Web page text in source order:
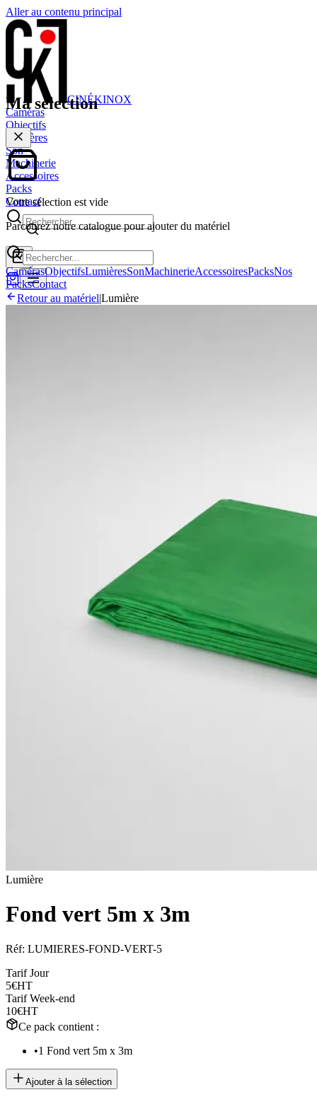
Aller au contenu principal
CINÉKINOX
Caméras
Objectifs
Lumières
Son
Machinerie
Accessoires
Packs
Contact
Ma sélection
Votre sélection est vide
Parcourez notre catalogue pour ajouter du matériel
CamérasObjectifsLumièresSonMachinerieAccessoiresPacksNos
PacksContact
Retour au matériel|Lumière
Lumière
Fond vert 5m x 3m
Réf: LUMIERES-FOND-VERT-5
Tarif Jour
5€HT
Tarif Week-end
10€HT
Ce pack contient :
•1 Fond vert 5m x 3m
Ajouter à la sélection